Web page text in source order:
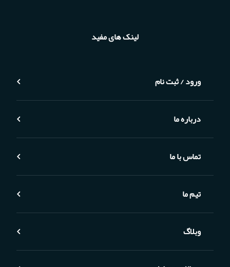
لینک های مفید
ورود / ثبت نام
درباره ما
تماس با ما
تیم ما
وبلاگ